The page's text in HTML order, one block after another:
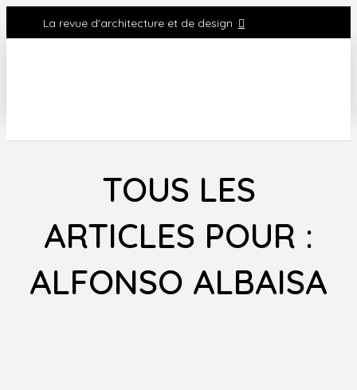
La revue d'architecture et de design
TOUS LES
ARTICLES POUR :
ALFONSO ALBAISA